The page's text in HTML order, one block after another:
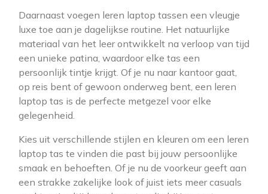
Daarnaast voegen leren laptop tassen een vleugje
luxe toe aan je dagelijkse routine. Het natuurlijke
materiaal van het leer ontwikkelt na verloop van tijd
een unieke patina, waardoor elke tas een
persoonlijk tintje krijgt. Of je nu naar kantoor gaat,
op reis bent of gewoon onderweg bent, een leren
laptop tas is de perfecte metgezel voor elke
gelegenheid.
Kies uit verschillende stijlen en kleuren om een leren
laptop tas te vinden die past bij jouw persoonlijke
smaak en behoeften. Of je nu de voorkeur geeft aan
een strakke zakelijke look of juist iets meer casuals